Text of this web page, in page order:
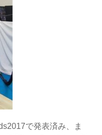
で発表済み、ま